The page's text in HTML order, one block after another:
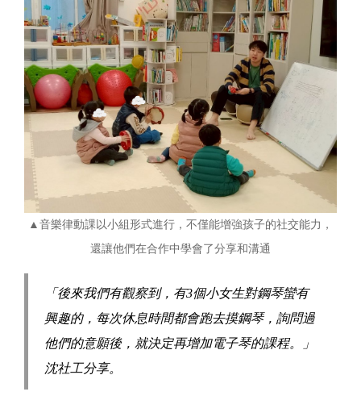
▲音樂律動課以小組形式進行，不僅能增強孩子的社交能力，
還讓他們在合作中學會了分享和溝通
「後來我們有觀察到，有3個小女生對鋼琴蠻有
興趣的，每次休息時間都會跑去摸鋼琴，詢問過
他們的意願後，就決定再增加電子琴的課程。」
沈社工分享。